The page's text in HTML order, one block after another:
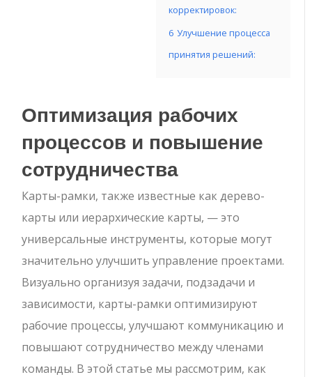
корректировок:
6 Улучшение процесса
принятия решений:
Оптимизация рабочих
процессов и повышение
сотрудничества
Карты-рамки, также известные как дерево-
карты или иерархические карты, — это
универсальные инструменты, которые могут
значительно улучшить управление проектами.
Визуально организуя задачи, подзадачи и
зависимости, карты-рамки оптимизируют
рабочие процессы, улучшают коммуникацию и
повышают сотрудничество между членами
команды. В этой статье мы рассмотрим, как